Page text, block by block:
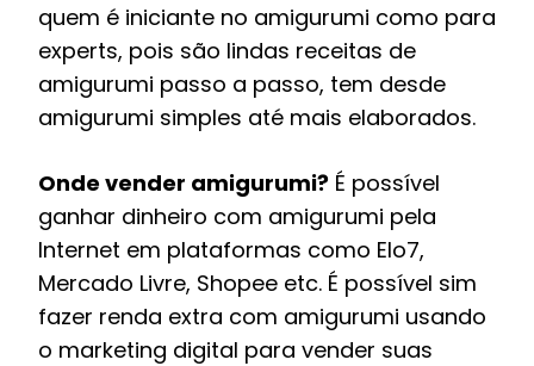
quem é iniciante no amigurumi como para
experts, pois são lindas receitas de
amigurumi passo a passo, tem desde
amigurumi simples até mais elaborados.
Onde vender amigurumi? É possível
ganhar dinheiro com amigurumi pela
Internet em plataformas como Elo7,
Mercado Livre, Shopee etc. É possível sim
fazer renda extra com amigurumi usando
o marketing digital para vender suas